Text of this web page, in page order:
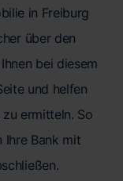
in Freiburg
über den
bei diesem
und helfen
ermitteln. So
Ihre Bank mit